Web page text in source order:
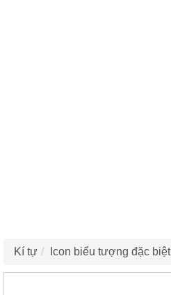
Kí tự Icon biểu tượng đặc biệt